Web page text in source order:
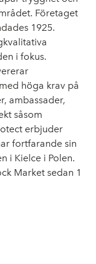
Företaget
1925.
i fokus.
höga krav på
ambassader,
såsom
erbjuder
fortfarande sin
i Kielce i Polen.
Market sedan 1